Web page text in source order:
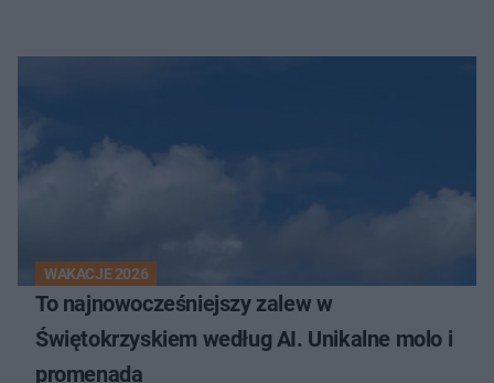
WAKACJE 2026
To najnowocześniejszy zalew w
Świętokrzyskiem według AI. Unikalne molo i
promenada